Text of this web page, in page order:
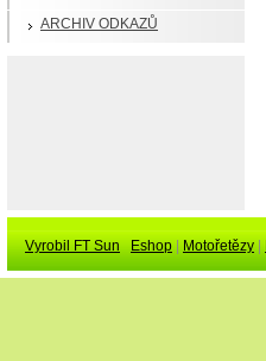
ARCHIV ODKAZŮ
Vyrobil FT Sun Eshop Motořetězy